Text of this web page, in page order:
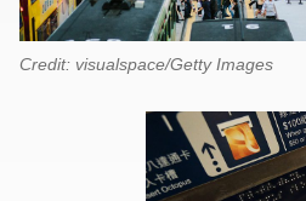
Credit: visualspace/Getty Images